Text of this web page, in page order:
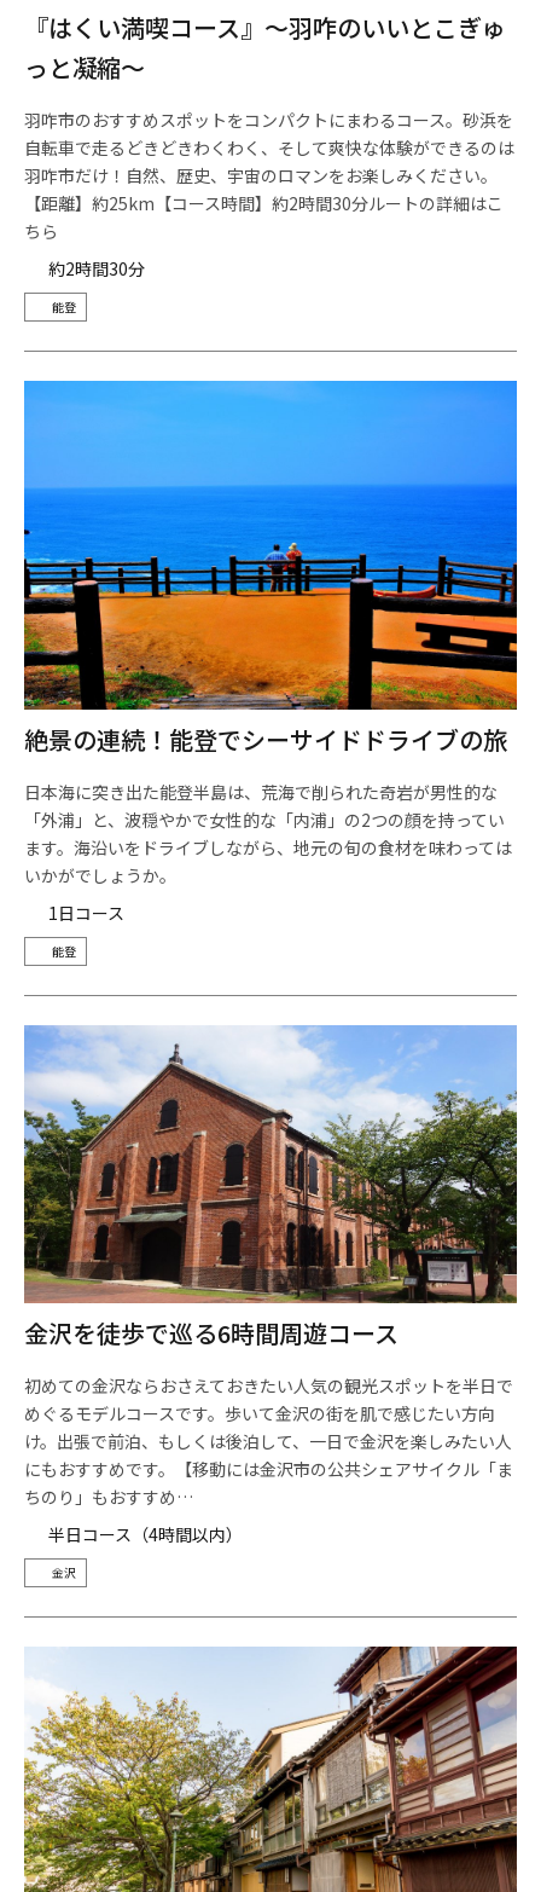
『はくい満喫コース』～羽咋のいいとこぎゅ
っと凝縮～
羽咋市のおすすめスポットをコンパクトにまわるコース。砂浜を
自転車で走るどきどきわくわく、そして爽快な体験ができるのは
羽咋市だけ！自然、歴史、宇宙のロマンをお楽しみください。
【距離】約25km【コース時間】約2時間30分ルートの詳細はこ
ちら
約2時間30分
能登
絶景の連続！能登でシーサイドドライブの旅
日本海に突き出た能登半島は、荒海で削られた奇岩が男性的な
「外浦」と、波穏やかで女性的な「内浦」の2つの顔を持ってい
ます。海沿いをドライブしながら、地元の旬の食材を味わっては
いかがでしょうか。
1日コース
能登
金沢を徒歩で巡る6時間周遊コース
初めての金沢ならおさえておきたい人気の観光スポットを半日で
めぐるモデルコースです。歩いて金沢の街を肌で感じたい方向
け。出張で前泊、もしくは後泊して、一日で金沢を楽しみたい人
にもおすすめです。【移動には金沢市の公共シェアサイクル「ま
ちのり」もおすすめ…
半日コース（4時間以内）
金沢